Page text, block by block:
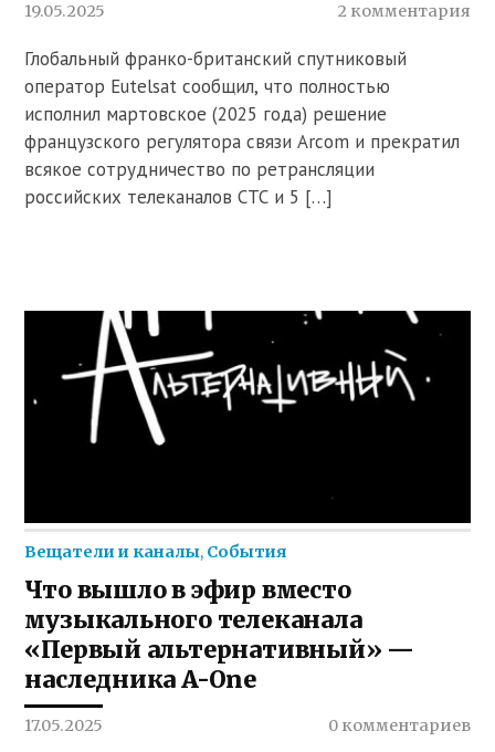
19.05.2025 2 комментария
Глобальный франко-британский спутниковый
оператор Eutelsat сообщил, что полностью
исполнил мартовское (2025 года) решение
французского регулятора связи Arcom и прекратил
всякое сотрудничество по ретрансляции
российских телеканалов СТС и 5 […]
Вещатели и каналы, События
Что вышло в эфир вместо
музыкального телеканала
«Первый альтернативный» —
наследника A-One
17.05.2025 0 комментариев